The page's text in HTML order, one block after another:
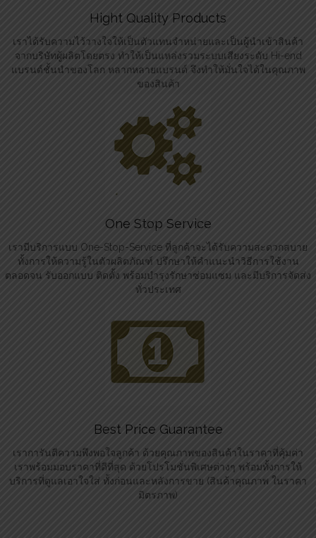
Hight Quality Products
เราได้รับความไว้วางใจให้เป็นตัวแทนจำหน่ายและเป็นผู้นำเข้าสินค้า
จากบริษัทผู้ผลิตโดยตรง ทำให้เป็นแหล่งรวมระบบเสียงระดับ Hi-end
แบรนด์ชั้นนำของโลก หลากหลายแบรนด์ จึงทำให้มั่นใจได้ในคุณภาพ
ของสินค้า
One Stop Service
เรามีบริการแบบ One-Stop-Service ที่ลูกค้าจะได้รับความสะดวกสบาย
ทั้งการให้ความรู้ในตัวผลิตภัณฑ์ ปรึกษาให้คำแนะนำวิธีการใช้งาน
ตลอดจน รับออกแบบ ติดตั้ง พร้อมบำรุงรักษาซ่อมแซม และมีบริการจัดส่ง
ทั่วประเทศ
Best Price Guarantee
เราการันตีความพึงพอใจลูกค้า ด้วยคุณภาพของสินค้าในราคาที่คุ้มค่า
เราพร้อมมอบราคาที่ดีที่สุด ด้วยโปรโมชั่นพิเศษต่างๆ พร้อมทั้งการให้
บริการที่ดูแลเอาใจใส่ ทั้งก่อนและหลังการขาย (สินค้าคุณภาพ ในราคา
มิตรภาพ)